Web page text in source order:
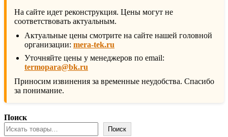
На сайте идет реконструкция. Цены могут не
соответствовать актуальным.
Актуальные цены смотрите на сайте нашей головной
организации: mera-tek.ru
Уточняйте цены у менеджеров по email:
termopara@bk.ru
Приносим извинения за временные неудобства. Спасибо
за понимание.
Поиск
Поиск